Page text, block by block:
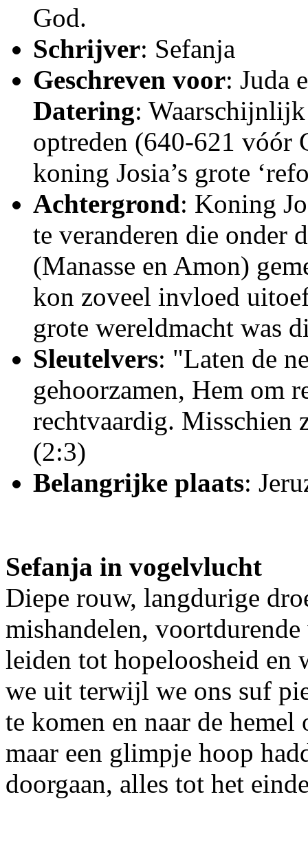
God.
Schrijver: Sefanja
Geschreven voor: Juda
Datering: Waarschijnlijk
optreden (640-621 vóór
koning Josia’s grote
Achtergrond: Koning
te veranderen die onder
(Manasse en Amon)
kon zoveel invloed
grote wereldmacht was
Sleutelvers: "Laten de
gehoorzamen, Hem om
rechtvaardig. Misschien
(2:3)
Belangrijke plaats:
Sefanja in vogelvlucht
Diepe rouw, langdurige
mishandelen,
leiden tot hopeloosheid en
we uit terwijl we ons suf
te komen en naar de
maar een glimpje hoop
doorgaan, alles tot het